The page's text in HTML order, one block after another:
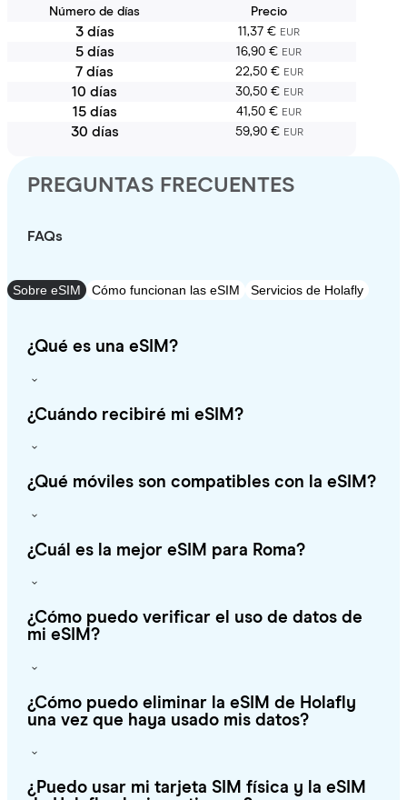
Número de días Precio
3 días 11,37 € EUR
5 días 16,90 € EUR
7 días 22,50 € EUR
10 días 30,50 € EUR
15 días 41,50 € EUR
30 días 59,90 € EUR
PREGUNTAS FRECUENTES
FAQs
Sobre eSIM Cómo funcionan las eSIM Servicios de Holafly
¿Qué es una eSIM?
¿Cuándo recibiré mi eSIM?
¿Qué móviles son compatibles con la eSIM?
¿Cuál es la mejor eSIM para Roma?
¿Cómo puedo verificar el uso de datos de
mi eSIM?
¿Cómo puedo eliminar la eSIM de Holafly
una vez que haya usado mis datos?
¿Puedo usar mi tarjeta SIM física y la eSIM